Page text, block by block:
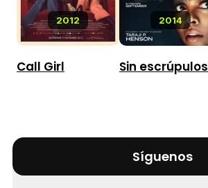
2012
Call Girl
2014
Sin escrúpulos
Síguenos